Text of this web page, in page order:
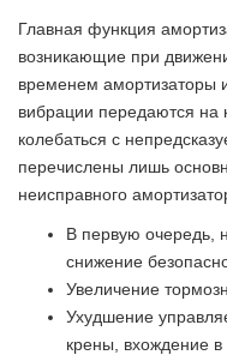
Главная функция
возникающие при
временем амортизаторы
вибрации передаются на
колебаться с
перечислены лишь
неисправного
В первую очередь,
снижение
Увеличение
Ухудшение
крены, вхождение в